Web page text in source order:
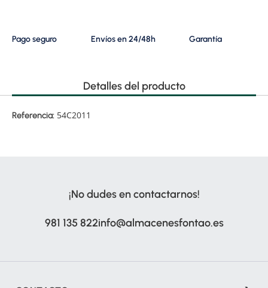
Pago seguro Envíos en 24/48h Garantía
Detalles del producto
Referencia: 54C2011
¡No dudes en contactarnos!
981 135 822info@almacenesfontao.es